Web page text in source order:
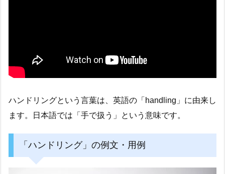
ハンドリングという言葉は、英語の「handling」に由来し
ます。日本語では「手で扱う」という意味です。
「ハンドリング」の例文・用例